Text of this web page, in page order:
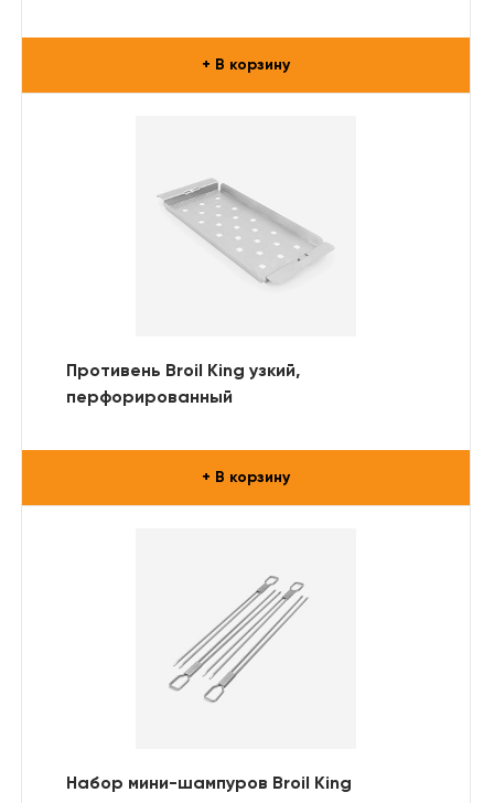
+ В корзину
Противень Broil King узкий,
перфорированный
+ В корзину
Набор мини-шампуров Broil King